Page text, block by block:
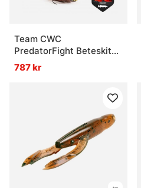
Team CWC
PredatorFight Beteskit
Gädda
787 kr